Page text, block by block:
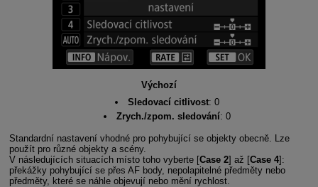
Výchozí
Sledovací citlivost: 0
Zrych./zpom. sledování: 0
Standardní nastavení vhodné pro pohybující se objekty obecně. Lze
použít pro různé objekty a scény.
V následujících situacích místo toho vyberte [Case 2] až [Case 4]:
překážky pohybující se přes AF body, nepolapitelné předměty nebo
předměty, které se náhle objevují nebo mění rychlost.